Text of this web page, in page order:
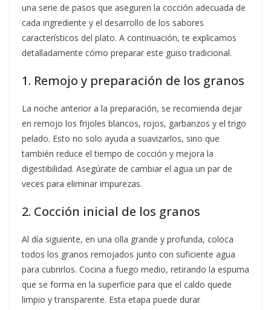
una serie de pasos que aseguren la cocción adecuada de
cada ingrediente y el desarrollo de los sabores
característicos del plato. A continuación, te explicamos
detalladamente cómo preparar este guiso tradicional.
1. Remojo y preparación de los granos
La noche anterior a la preparación, se recomienda dejar
en remojo los frijoles blancos, rojos, garbanzos y el trigo
pelado. Esto no solo ayuda a suavizarlos, sino que
también reduce el tiempo de cocción y mejora la
digestibilidad. Asegúrate de cambiar el agua un par de
veces para eliminar impurezas.
2. Cocción inicial de los granos
Al día siguiente, en una olla grande y profunda, coloca
todos los granos remojados junto con suficiente agua
para cubrirlos. Cocina a fuego medio, retirando la espuma
que se forma en la superficie para que el caldo quede
limpio y transparente. Esta etapa puede durar